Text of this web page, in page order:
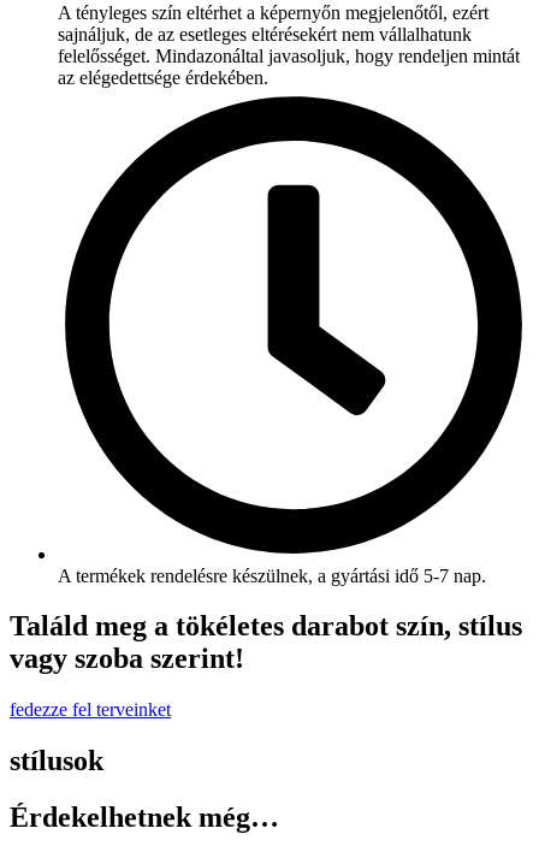
A tényleges szín eltérhet a képernyőn megjelenőtől, ezért
sajnáljuk, de az esetleges eltérésekért nem vállalhatunk
felelősséget. Mindazonáltal javasoljuk, hogy rendeljen mintát
az elégedettsége érdekében.
A termékek rendelésre készülnek, a gyártási idő 5-7 nap.
Találd meg a tökéletes darabot szín, stílus
vagy szoba szerint!
fedezze fel terveinket
stílusok
Érdekelhetnek még…